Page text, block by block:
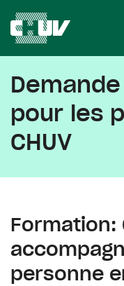
pour les
CHUV
Formation:
personne